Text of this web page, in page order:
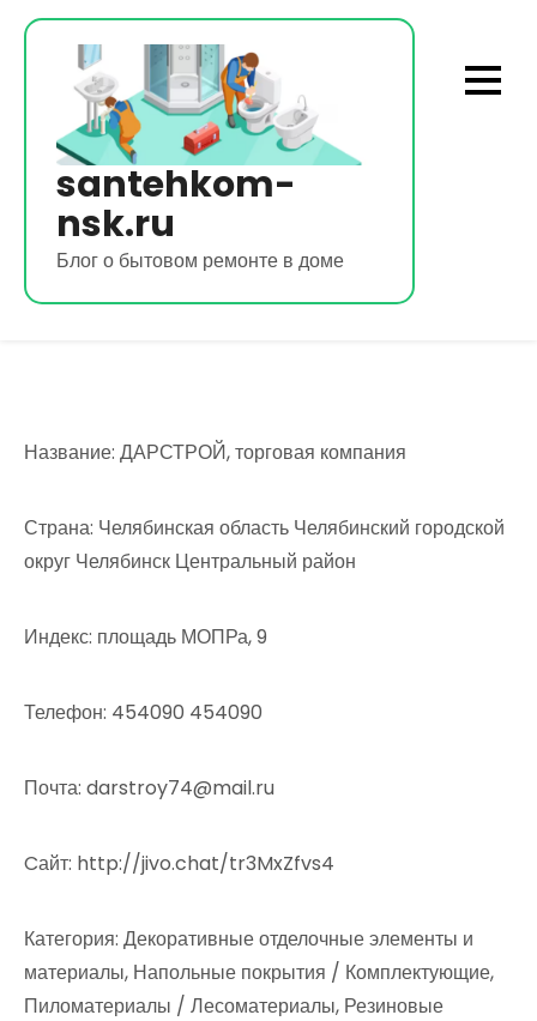
Перейти
содержимому
santehkom-
nsk.ru
Блог о бытовом ремонте в доме
Название: ДАРСТРОЙ, торговая компания
Страна: Челябинская область Челябинский городской
округ Челябинск Центральный район
Индекс: площадь МОПРа, 9
Телефон: 454090 454090
Почта: darstroy74@mail.ru
Cайт: http://jivo.chat/tr3MxZfvs4
Категория: Декоративные отделочные элементы и
материалы, Напольные покрытия / Комплектующие,
Пиломатериалы / Лесоматериалы, Резиновые